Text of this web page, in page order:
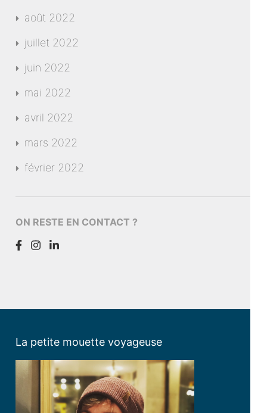
août 2022
juillet 2022
juin 2022
mai 2022
avril 2022
mars 2022
février 2022
ON RESTE EN CONTACT ?
La petite mouette voyageuse